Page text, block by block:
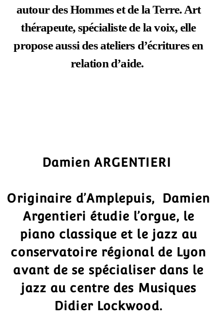
autour des Hommes et de la Terre. Art
thérapeute, spécialiste de la voix, elle
propose aussi des ateliers d’écritures en
relation d’aide.
Damien ARGENTIERI
Originaire d’Amplepuis, Damien
Argentieri étudie l’orgue, le
piano classique et le jazz au
conservatoire régional de Lyon
avant de se spécialiser dans le
jazz au centre des Musiques
Didier Lockwood.